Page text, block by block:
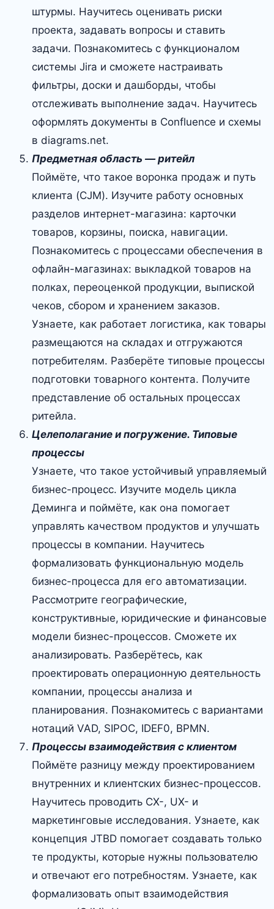
штурмы. Научитесь оценивать риски
проекта, задавать вопросы и ставить
задачи. Познакомитесь с функционалом
системы Jira и сможете настраивать
фильтры, доски и дашборды, чтобы
отслеживать выполнение задач. Научитесь
оформлять документы в Confluence и схемы
в diagrams.net.
Предметная область — ритейл
Поймёте, что такое воронка продаж и путь
клиента (CJM). Изучите работу основных
разделов интернет-магазина: карточки
товаров, корзины, поиска, навигации.
Познакомитесь с процессами обеспечения в
офлайн-магазинах: выкладкой товаров на
полках, переоценкой продукции, выпиской
чеков, сбором и хранением заказов.
Узнаете, как работает логистика, как товары
размещаются на складах и отгружаются
потребителям. Разберёте типовые процессы
подготовки товарного контента. Получите
представление об остальных процессах
ритейла.
Целеполагание и погружение. Типовые
процессы
Узнаете, что такое устойчивый управляемый
бизнес-процесс. Изучите модель цикла
Деминга и поймёте, как она помогает
управлять качеством продуктов и улучшать
процессы в компании. Научитесь
формализовать функциональную модель
бизнес-процесса для его автоматизации.
Рассмотрите географические,
конструктивные, юридические и финансовые
модели бизнес-процессов. Сможете их
анализировать. Разберётесь, как
проектировать операционную деятельность
компании, процессы анализа и
планирования. Познакомитесь с вариантами
нотаций VAD, SIPOC, IDEF0, BPMN.
Процессы взаимодействия с клиентом
Поймёте разницу между проектированием
внутренних и клиентских бизнес-процессов.
Научитесь проводить CX-, UX- и
маркетинговые исследования. Узнаете, как
концепция JTBD помогает создавать только
те продукты, которые нужны пользователю
и отвечают его потребностям. Узнаете, как
формализовать опыт взаимодействия